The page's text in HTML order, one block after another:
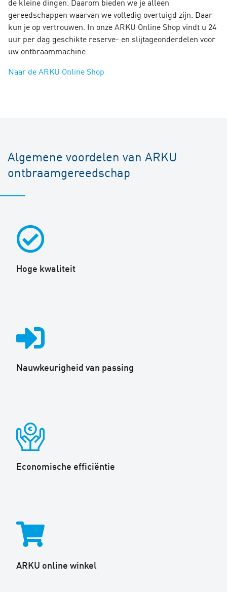
gereedschappen waarvan we volledig overtuigd zijn. Daar
kun je op vertrouwen. In onze ARKU Online Shop vindt u 24
uur per dag geschikte reserve- en slijtageonderdelen voor
uw ontbraammachine.
Naar de ARKU Online Shop
Algemene voordelen van ARKU
ontbraamgereedschap
Hoge kwaliteit
Nauwkeurigheid van passing
Economische efficiëntie
ARKU online winkel